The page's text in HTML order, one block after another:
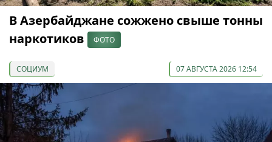
В Азербайджане сожжено свыше тонны
наркотиков
ФОТО
СОЦИУМ 07 АВГУСТА 2026 12:54